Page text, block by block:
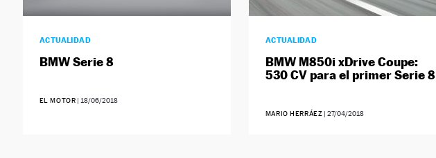
ACTUALIDAD
BMW Serie 8
EL MOTOR | 18/06/2018
ACTUALIDAD
BMW M850i xDrive Coupe:
530 CV para el primer Serie 8
MARIO HERRÁEZ |27/04/2018